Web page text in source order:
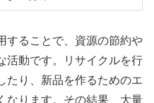
することで、資源の節約や
活動です。リサイクルを行
たり、新品を作るためのエ
なります。その結果、大量